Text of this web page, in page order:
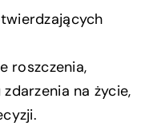
roszczenia,
na życie,